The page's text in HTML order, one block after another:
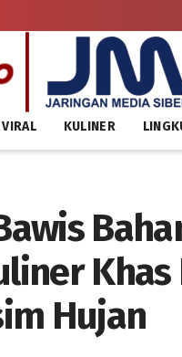
VIRAL KULINER
Khas
Hujan